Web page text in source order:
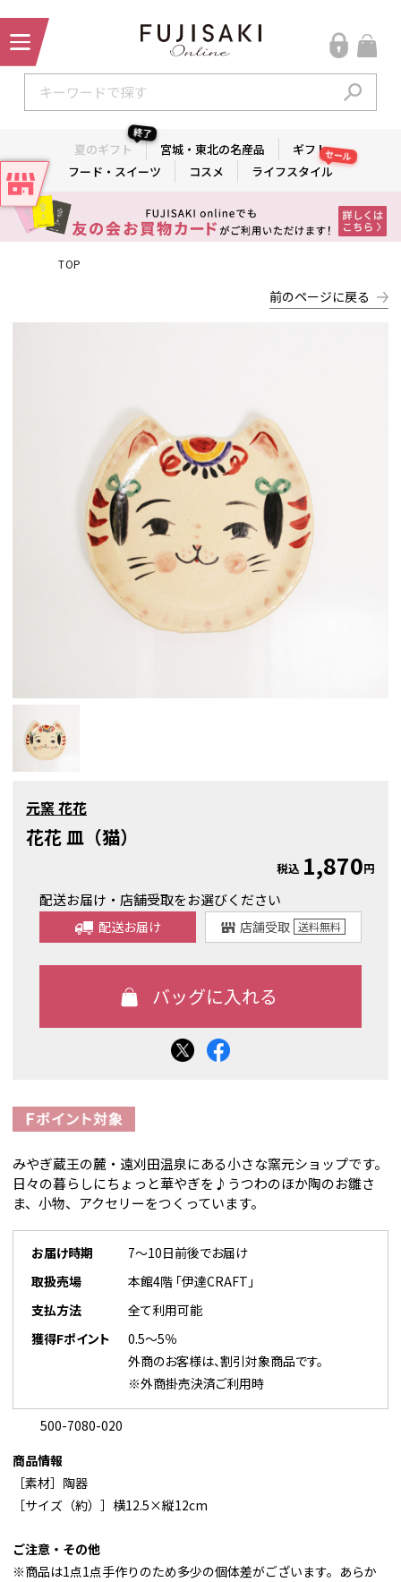
夏のギフト
終了
宮城・東北の名産品
ギフト
フード・スイーツ
コスメ ライフスタイル
セール
TOP
前のページに戻る
元窯 花花
花花 皿（猫）
税込 1,870円
配送お届け・店舗受取をお選びください
配送お届け 店舗受取 送料無料
みやぎ蔵王の麓・遠刈田温泉にある小さな窯元ショップです。
日々の暮らしにちょっと華やぎを♪うつわのほか陶のお雛さ
ま、小物、アクセリーをつくっています。
お届け時期
7～10日前後でお届け
取扱売場
本館4階 「伊達CRAFT」
支払方法
全て利用可能
獲得Fポイント
0.5～5％
外商のお客様は、割引対象商品です。
※外商掛売決済ご利用時
500-7080-020
商品情報
［素材］陶器
［サイズ（約）］横12.5×縦12cm
ご注意・その他
※商品は1点1点手作りのため多少の個体差がございます。あらか